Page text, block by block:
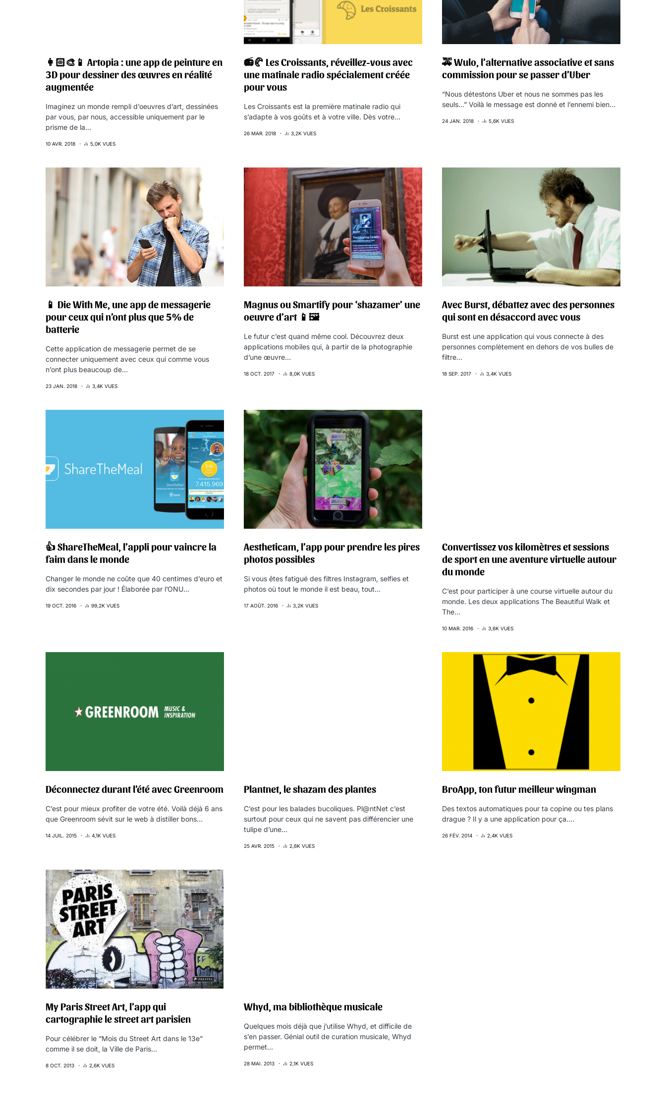
👩🏻‍🎨📱 Artopia : une app de peinture en
3D pour dessiner des œuvres en réalité
augmentée
Imaginez un monde rempli d’oeuvres d’art, dessinées
par vous, par nous, accessible uniquement par le
prisme de la…
10 AVR. 2018 5,0K VUES
📻🥐 Les Croissants, réveillez-vous avec
une matinale radio spécialement créée
pour vous
Les Croissants est la première matinale radio qui
s’adapte à vos goûts et à votre ville. Dès votre…
26 MAR. 2018 3,2K VUES
🚕 Wulo, l’alternative associative et sans
commission pour se passer d’Uber
“Nous détestons Uber et nous ne sommes pas les
seuls…” Voilà le message est donné et l’ennemi bien…
24 JAN. 2018 5,6K VUES
📱 Die With Me, une app de messagerie
pour ceux qui n’ont plus que 5% de
batterie
Cette application de messagerie permet de se
connecter uniquement avec ceux qui comme vous
n’ont plus beaucoup de…
23 JAN. 2018 3,4K VUES
Magnus ou Smartify pour ‘shazamer’ une
oeuvre d’art 📱🖼
Le futur c’est quand même cool. Découvrez deux
applications mobiles qui, à partir de la photographie
d’une œuvre…
18 OCT. 2017 8,0K VUES
Avec Burst, débattez avec des personnes
qui sont en désaccord avec vous
Burst est une application qui vous connecte à des
personnes complètement en dehors de vos bulles de
filtre…
18 SEP. 2017 3,4K VUES
👍 ShareTheMeal, l’appli pour vaincre la
faim dans le monde
Changer le monde ne coûte que 40 centimes d’euro et
dix secondes par jour ! Élaborée par l’ONU…
19 OCT. 2016 99,2K VUES
Aestheticam, l’app pour prendre les pires
photos possibles
Si vous êtes fatigué des filtres Instagram, selfies et
photos où tout le monde il est beau, tout…
17 AOÛT. 2016 3,2K VUES
Convertissez vos kilomètres et sessions
de sport en une aventure virtuelle autour
du monde
C’est pour participer à une course virtuelle autour du
monde. Les deux applications The Beautiful Walk et
The…
10 MAR. 2016 3,6K VUES
Déconnectez durant l’été avec Greenroom
C’est pour mieux profiter de votre été. Voilà déjà 6 ans
que Greenroom sévit sur le web à distiller bons…
14 JUIL. 2015 4,1K VUES
Plantnet, le shazam des plantes
C’est pour les balades bucoliques. Pl@ntNet c’est
surtout pour ceux qui ne savent pas différencier une
tulipe d’une…
25 AVR. 2015 2,6K VUES
BroApp, ton futur meilleur wingman
Des textos automatiques pour ta copine ou tes plans
drague ? Il y a une application pour ça.…
26 FÉV. 2014 2,4K VUES
My Paris Street Art, l’app qui
cartographie le street art parisien
Pour célébrer le “Mois du Street Art dans le 13e”
comme il se doit, la Ville de Paris…
8 OCT. 2013 2,6K VUES
Whyd, ma bibliothèque musicale
Quelques mois déjà que j’utilise Whyd, et difficile de
s’en passer. Génial outil de curation musicale, Whyd
permet…
28 MAI. 2013 2,1K VUES